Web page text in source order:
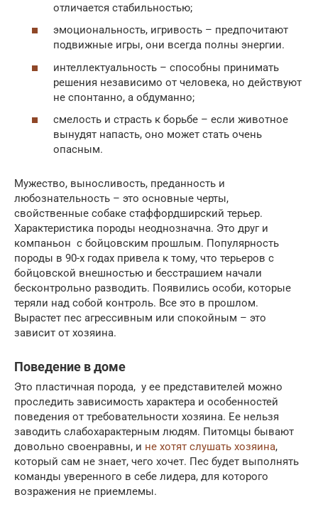
отличается стабильностью;
эмоциональность, игривость – предпочитают
подвижные игры, они всегда полны энергии.
интеллектуальность – способны принимать
решения независимо от человека, но действуют
не спонтанно, а обдуманно;
смелость и страсть к борьбе – если животное
вынудят напасть, оно может стать очень
опасным.
Мужество, выносливость, преданность и
любознательность – это основные черты,
свойственные собаке стаффордширский терьер.
Характеристика породы неоднозначна. Это друг и
компаньон с бойцовским прошлым. Популярность
породы в 90-х годах привела к тому, что терьеров с
бойцовской внешностью и бесстрашием начали
бесконтрольно разводить. Появились особи, которые
теряли над собой контроль. Все это в прошлом.
Вырастет пес агрессивным или спокойным – это
зависит от хозяина.
Поведение в доме
Это пластичная порода, у ее представителей можно
проследить зависимость характера и особенностей
поведения от требовательности хозяина. Ее нельзя
заводить слабохарактерным людям. Питомцы бывают
довольно своенравны, и не хотят слушать хозяина,
который сам не знает, чего хочет. Пес будет выполнять
команды уверенного в себе лидера, для которого
возражения не приемлемы.